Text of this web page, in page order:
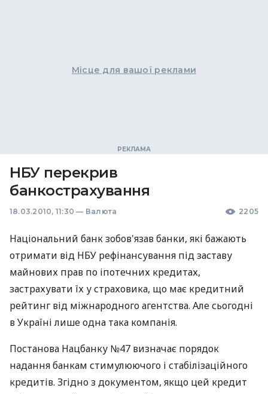
Місце для вашої реклами
НБУ перекрив
банкострахування
18.03.2010, 11:30 — Валюта 2205
Національний банк зобов'язав банки, які бажають
отримати від НБУ рефінансування під заставу
майнових прав по іпотечних кредитах,
застрахувати їх у страховика, що має кредитний
рейтинг від міжнародного агентства. Але сьогодні
в Україні лише одна така компанія.
Постанова Нацбанку №47 визначає порядок
надання банкам стимулюючого і стабілізаційного
кредитів. Згідно з документом, якщо цей кредит